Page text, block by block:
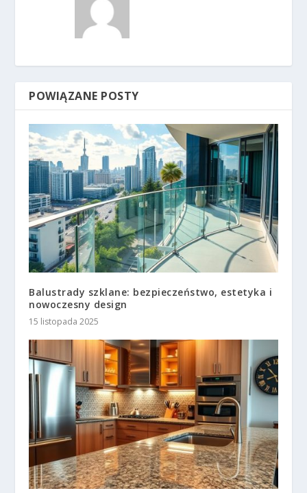
POWIĄZANE POSTY
Balustrady szklane: bezpieczeństwo, estetyka i
nowoczesny design
15 listopada 2025